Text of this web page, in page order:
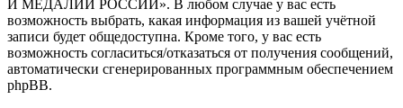
И МЕДАЛИИ РОССИИ». В любом случае у вас есть
возможность выбрать, какая информация из вашей учётной
записи будет общедоступна. Кроме того, у вас есть
возможность согласиться/отказаться от получения сообщений,
автоматически сгенерированных программным обеспечением
phpBB.